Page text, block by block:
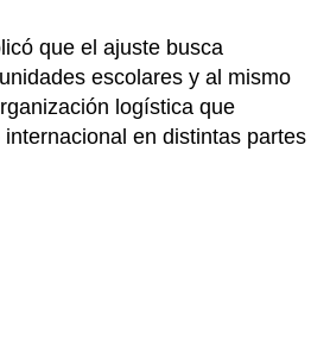
que el ajuste busca
escolares y al mismo
logística que
en distintas partes